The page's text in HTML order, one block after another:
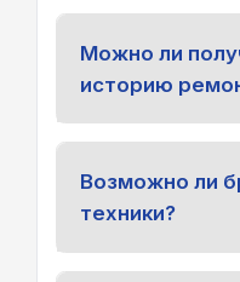
Можно ли
историю
Возможно ли
техники?